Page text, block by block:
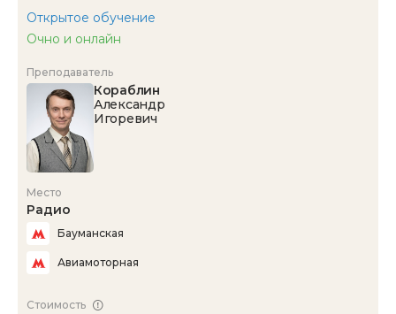
Открытое обучение
Очно и онлайн
Преподаватель
Кораблин
Александр
Игоревич
Место
Радио
Бауманская
Авиамоторная
Стоимость